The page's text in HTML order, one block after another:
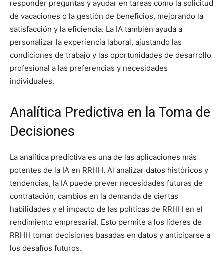
responder preguntas y ayudar en tareas como la solicitud
de vacaciones o la gestión de beneficios, mejorando la
satisfacción y la eficiencia. La IA también ayuda a
personalizar la experiencia laboral, ajustando las
condiciones de trabajo y las oportunidades de desarrollo
profesional a las preferencias y necesidades
individuales.
Analítica Predictiva en la Toma de
Decisiones
La analítica predictiva es una de las aplicaciones más
potentes de la IA en RRHH. Al analizar datos históricos y
tendencias, la IA puede prever necesidades futuras de
contratación, cambios en la demanda de ciertas
habilidades y el impacto de las políticas de RRHH en el
rendimiento empresarial. Esto permite a los líderes de
RRHH tomar decisiones basadas en datos y anticiparse a
los desafíos futuros.